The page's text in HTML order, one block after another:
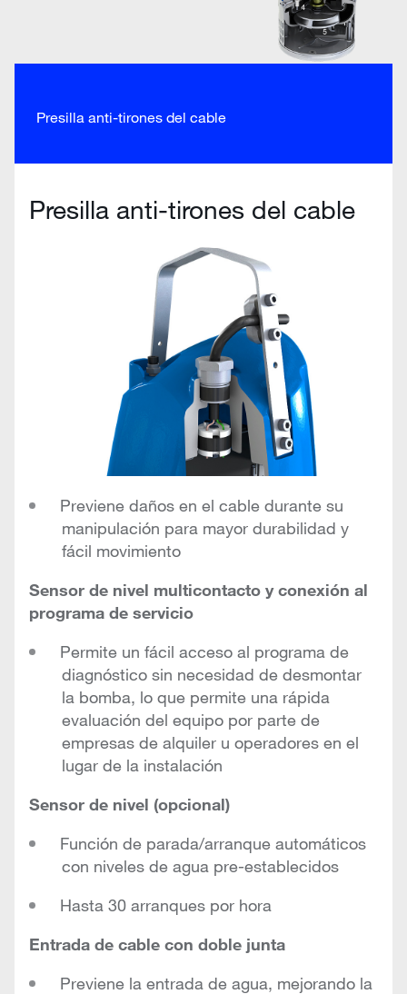
Presilla anti-tirones del cable
Presilla anti-tirones del cable
Previene daños en el cable durante su
manipulación para mayor durabilidad y
fácil movimiento
Sensor de nivel multicontacto y conexión al
programa de servicio
Permite un fácil acceso al programa de
diagnóstico sin necesidad de desmontar
la bomba, lo que permite una rápida
evaluación del equipo por parte de
empresas de alquiler u operadores en el
lugar de la instalación
Sensor de nivel (opcional)
Función de parada/arranque automáticos
con niveles de agua pre-establecidos
Hasta 30 arranques por hora
Entrada de cable con doble junta
Previene la entrada de agua, mejorando la